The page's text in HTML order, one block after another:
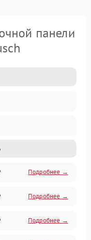
панели
Подробнее →
Подробнее →
Подробнее →